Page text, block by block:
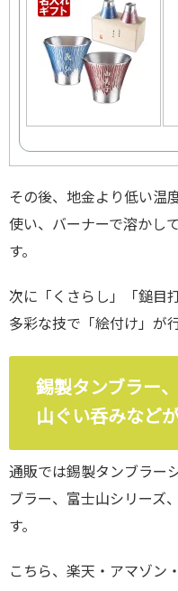
その後、地金より低い温
使い、バーナーで溶かし
す。
次に「くさらし」「鎚目
多彩な技で「絵付け」が
錫製タンブラー
山ぐい呑みなど
通販では錫製タンブラー
ブラー、富士山シリーズ
す。
こちら、楽天・アマゾン